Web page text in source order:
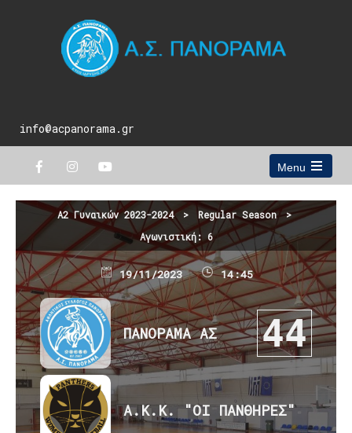
info@acpanorama.gr
Menu
Open
main
menu
Α2 Γυναικών 2023-2024 > Regular Season
>
Αγωνιστική: 6
19/11/2023 14:45
ΠΑΝΟΡΑΜΑ ΑΣ 44
Α.Κ.Κ. "ΟΙ ΠΑΝΘΗΡΕΣ"